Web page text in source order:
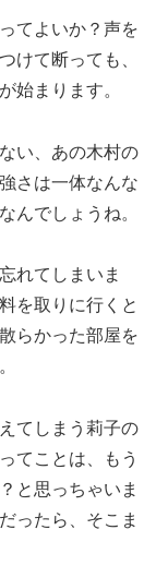
てよいか？声を
けて断っても、
始まります。
い、あの木村の
さは一体なんな
んでしょうね。
れてしまいま
を取りに行くと
らかった部屋を
てしまう莉子の
てことは、もう
と思っちゃいま
ったら、そこま